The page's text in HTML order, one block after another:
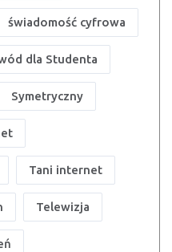
świadomość cyfrowa
dla Studenta
Symetryczny
Tani internet
Telewizja